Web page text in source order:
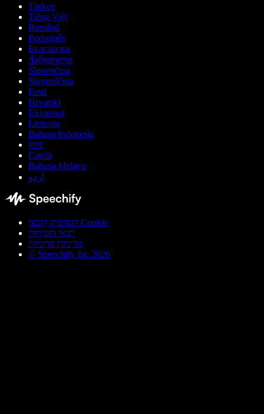
Türkçe
Tiếng Việt
Română
Português
Български
ქართული
Slovenčina
Slovenščina
Eesti
Hrvatski
Ελληνικά
Lietuvių
Bahasa Indonesia
বাংলা
Català
Bahasa Melayu
اردو
העדפות קובצי Cookie
תנאי השירות
מדיניות פרטיות
© Speechify Inc 2026